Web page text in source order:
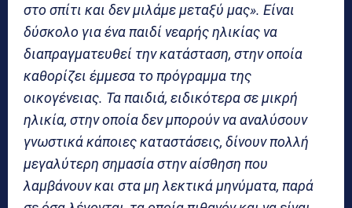
στο σπίτι και δεν μιλάμε μεταξύ μας». Είναι
δύσκολο για ένα παιδί νεαρής ηλικίας να
διαπραγματευθεί την κατάσταση, στην οποία
καθορίζει έμμεσα το πρόγραμμα της
οικογένειας. Τα παιδιά, ειδικότερα σε μικρή
ηλικία, στην οποία δεν μπορούν να αναλύσουν
γνωστικά κάποιες καταστάσεις, δίνουν πολλή
μεγαλύτερη σημασία στην αίσθηση που
λαμβάνουν και στα μη λεκτικά μηνύματα, παρά